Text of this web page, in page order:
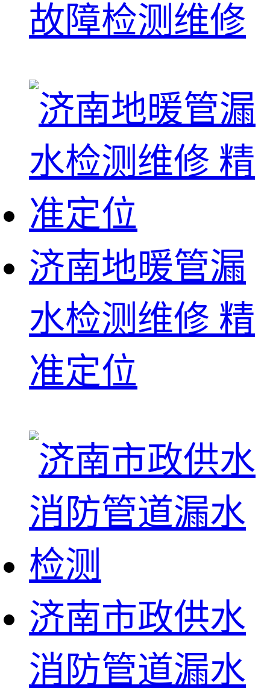
故障检测维修
济南地暖管漏
水检测维修 精
准定位
济南市政供水
消防管道漏水